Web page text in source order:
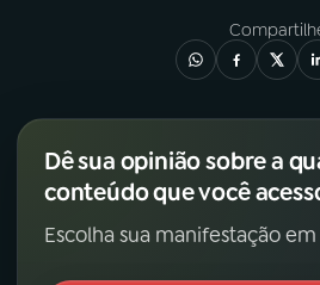
Dê sua opinião sobre a
conteúdo que você
Escolha sua manifestação